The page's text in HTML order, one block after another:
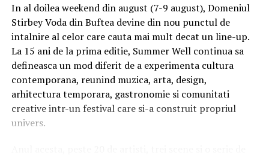
Anul trecut, papa Francisc a permis acelaşi lucru unui
băieţel suferind de autism.
Dacă ţi-a plăcut articolul, urmăreşte MEDIAFAX.RO pe
FACEBOOK »
Conținutul website-ului www.mediafax.ro este destinat
exclusiv informării și uzului dumneavoastră personal.
Esteinterzisă
In al doilea weekend din august (7-9 august), Domeniul
Stirbey Voda din Buftea devine din nou punctul de
intalnire al celor care cauta mai mult decat un line-up.
La 15 ani de la prima editie, Summer Well continua sa
defineasca un mod diferit de a experimenta cultura
contemporana, reunind muzica, arta, design,
arhitectura temporara, gastronomie si comunitati
creative intr-un festival care si-a construit propriul
univers.